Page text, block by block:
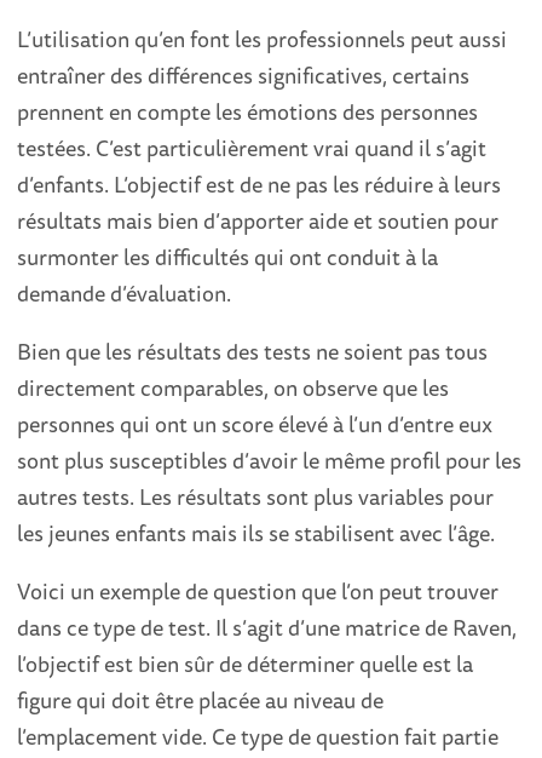
L’utilisation qu’en font les professionnels peut aussi
entraîner des différences significatives, certains
prennent en compte les émotions des personnes
testées. C’est particulièrement vrai quand il s’agit
d’enfants. L’objectif est de ne pas les réduire à leurs
résultats mais bien d’apporter aide et soutien pour
surmonter les difficultés qui ont conduit à la
demande d’évaluation.
Bien que les résultats des tests ne soient pas tous
directement comparables, on observe que les
personnes qui ont un score élevé à l’un d’entre eux
sont plus susceptibles d’avoir le même profil pour les
autres tests. Les résultats sont plus variables pour
les jeunes enfants mais ils se stabilisent avec l’âge.
Voici un exemple de question que l’on peut trouver
dans ce type de test. Il s’agit d’une matrice de Raven,
l’objectif est bien sûr de déterminer quelle est la
figure qui doit être placée au niveau de
l’emplacement vide. Ce type de question fait partie